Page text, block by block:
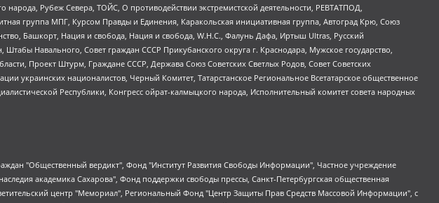
Рубеж Севера, ТОЙС, О противодействии экстремистской деятельности, РЕВТАТПОД,
группа МПГ, Курсом Правды и Единения, Каракольская инициативная группа, Автоград Крю, Союз
Башкорт, Нация и свобода, Нация и свобода, W.H.С., Фалунь Дафа, Иртыш Ultras, Русский
Навального, Совет граждан СССР Прикубанского округа г. Краснодара, Мужское государство,
Проект Штурм, Граждане СССР, Держава Союз Советских Светлых Родов, Совет Советских
украинских националистов, Черный Комитет, Татарстанское Региональное Всетатарское общественное
Республики, Конгресс ойрат-калмыцкого народа, Исполнительный комитет совета народных
Андрей Вячеславович, Клепиковская Екатерина Дмитриевна, Общество с ограниченной ответственностью "МЕМО", Перл Роман Александрович, Симонов Евгений Алексеевич, Соловьева Елена Анатольевна, Сотников Даниил Владимирович, Сурначева Елизавета Дмитриевна, Автономная некоммерческая организация по защите прав человека и информированию населения "Якутия – Наше Мнение", Общество с ограниченной ответственностью "Москоу диджитал медиа", с 26.01.2023 Общество с ограниченной ответственностью "Чайка Белые сады", Ветошкина Валерия Валерьевна, Заговора Максим Александрович, Межрегиональное общественное движение "Российская ЛГБТ - сеть", Оленичев Максим Владимирович, Павлов Иван Юрьевич, Скворцова Елена Сергеевна, Общество с ограниченной ответственностью "Как бы инагент", Кочетков Игорь Викторович, Общество с ограниченной ответственностью "Честные выборы", Еланчик Олег Александрович, Общество с ограниченной ответственностью "Нобелевский призыв", Гималова Регина Эмилевна, Григорьев Андрей Валерьевич, Григорьева Алина Александровна, Ассоциация по содействию защите прав призывников, альтернативнослужащих и военнослужащих "Правозащитная группа "Гражданин.Армия.Право", Хисамова Регина Фаритовна, Автономная некоммерческая организация по реализации социально-правовых программ "Лилит", Дальневосточное общественное движение "Маяк", Санкт-Петербургская ЛГБТ-инициативная группа "Выход", Инициативная группа ЛГБТ+ "Реверс", Алексеев Андрей Викторович, Бекбулатова Таисия Львовна, Беляев Иван Михайлович, Владыкина Елена Сергеевна, Гельман Марат Александрович, Никульшина Вероника Юрьевна, Толоконникова Надежда Андреевна, Шендерович Виктор Анатольевич, Общество с ограниченной ответственностью "Данное сообщение", Общество с ограниченной ответственностью Издательский дом "Новая глава", Айнбиндер Александра Александровна, Московский комьюнити-центр для ЛГБТ+инициатив, Благотворительный фонд развития филантропии, Deutsche Welle (Германия, Kurt-Schumacher-Strasse 3, 53113 Bonn), Борзунова Мария Михайловна, Воробьев Виктор Викторович, Голубева Анна Львовна, Константинова Алла Михайловна, Малкова Ирина Владимировна, Мурадов Мурад Абдулгалимович, Осетинская Елизавета Николаевна, Понасенков Евгений Николаевич, Ганапольский Матвей Юрьевич, Киселев Евгений Алексеевич, Борухович Ирина Григорьевна, Дремин Иван Тимофеевич, Дубровский Дмитрий Викторович, Красноярская региональная общественная организация поддержки и развития альтернативных образовательных технологий и межкультурных коммуникаций "ИНТЕРРА", Маяковская Екатерина Алексеевна, Фейгин Марк Захарович, Филимонов Андрей Викторович, Дзугкоева Регина Николаевна, Доброхотов Роман Александрович, Дудь Юрий Александрович, Елкин Сергей Владимирович, Кругликов Кирилл Игоревич, Сабунаева Мария Леонидовна, Семенов Алексей Владимирович, Шаинян Карен Багратович, Шульман Екатерина Михайловна, Асафьев Артур Валерьевич, Вахштайн Виктор Семенович, Венедиктов Алексей Алексеевич, Лушникова Екатерина Евгеньевна, Волков Леонид Михайлович, Невзоров Александр Глебович, Пархоменко Сергей Борисович, Сироткин Ярослав Николаевич, Кара-Мурза Владимир Владимирович, Баранова Наталья Владимировна, Гозман Леонид Яковлевич, Кагарлицкий Борис Юльевич, Климарев Михаил Валерьевич, Милов Владимир Станиславович, Автономная некоммерческая организация Краснодарский центр современного искусства "Типография", Моргенштерн Алишер Тагирович, Соболь Любовь Эдуардовна, Общество с ограниченной ответственностью "ЛИЗА НОРМ", Каспаров Гарри Кимович, Ходорковский Михаил Борисович, Общество с ограниченной ответственностью "Апрельские тезисы", Данилович Ирина Брониславовна, Кашин Олег Владимирович, Петров Николай Владимирович, Пивоваров Алексей Владимирович, Соколов Михаил Владимирович, Цветкова Юлия Владимировна, Чичваркин Евгений Александрович, Комитет против пыток/Команда против пыток, Общество с ограниченной ответственностью "Первый научный", Общество с ограниченной ответственностью "Вертолет и ко", Белоцерковская Вероника Борисовна, Кац Максим Евгеньевич, Лазарева Татьяна Юрьевна, Шаведдинов Руслан Табризович, Яшин Илья Валерьевич, Общество с ограниченной ответственностью "Иноагент ААВ", Алешковский Дмитрий Петрович, Альбац Евгения Марковна, Быков Дмитрий Львович, Галямина Юлия Евгеньевна, Лойко Сергей Леонидович, Мартынов Кирилл Константинович, Медведев Сергей Александрович, Крашенинников Федор Геннадиевич, Гордеева Катерина Вл